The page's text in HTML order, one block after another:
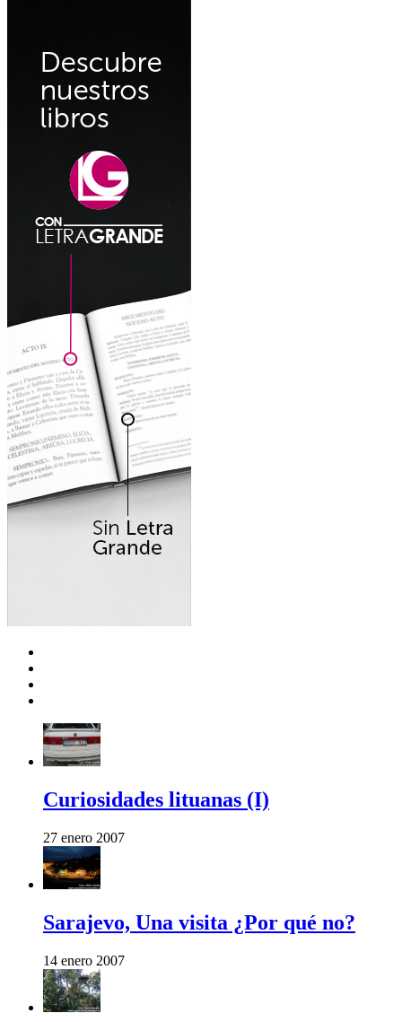
Curiosidades lituanas (I)
27 enero 2007
Sarajevo, Una visita ¿Por qué no?
14 enero 2007